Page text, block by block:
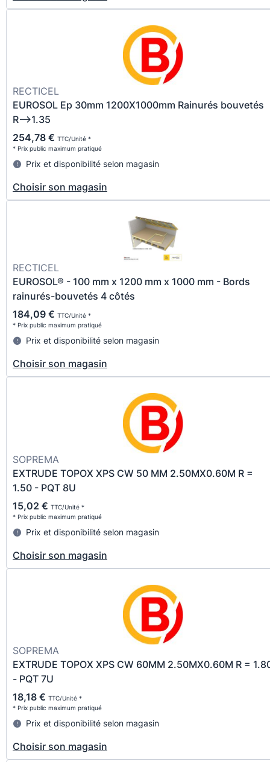
RECTICEL
EUROSOL Ep 30mm 1200X1000mm Rainurés bouvetés
R-->1.35
254,78 € TTC/Unité *
* Prix public maximum pratiqué
Prix et disponibilité selon magasin
Choisir son magasin
RECTICEL
EUROSOL® - 100 mm x 1200 mm x 1000 mm - Bords
rainurés-bouvetés 4 côtés
184,09 € TTC/Unité *
* Prix public maximum pratiqué
Prix et disponibilité selon magasin
Choisir son magasin
SOPREMA
EXTRUDE TOPOX XPS CW 50 MM 2.50MX0.60M R =
1.50 - PQT 8U
15,02 € TTC/Unité *
* Prix public maximum pratiqué
Prix et disponibilité selon magasin
Choisir son magasin
SOPREMA
EXTRUDE TOPOX XPS CW 60MM 2.50MX0.60M R =
- PQT 7U
18,18 € TTC/Unité *
* Prix public maximum pratiqué
Prix et disponibilité selon magasin
Choisir son magasin